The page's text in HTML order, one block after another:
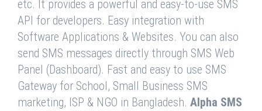
etc. It provides a powerful and easy-to-use SMS
API for developers. Easy integration with
Software Applications & Websites. You can also
send SMS messages directly through SMS Web
Panel (Dashboard). Fast and easy to use SMS
Gateway for School, Small Business SMS
marketing, ISP & NGO in Bangladesh. Alpha SMS